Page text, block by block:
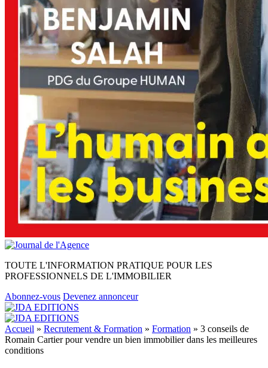
TOUTE L'INFORMATION PRATIQUE POUR LES
PROFESSIONNELS DE L'IMMOBILIER
Abonnez-vous Devenez annonceur
Accueil » Recrutement & Formation » Formation » 3 conseils de
Romain Cartier pour vendre un bien immobilier dans les meilleures
conditions